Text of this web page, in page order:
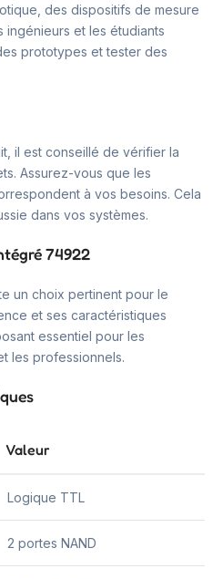
des dispositifs de mesure
ingénieurs et les étudiants
prototypes et tester des
il est conseillé de vérifier la
Assurez-vous que les
à vos besoins. Cela
dans vos systèmes.
74922
un choix pertinent pour le
et ses caractéristiques
essentiel pour les
les professionnels.
Valeur
Logique TTL
2 portes NAND